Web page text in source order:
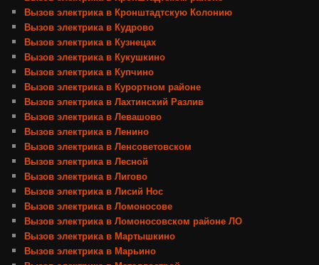
Вызов электрика в Кронштадтскую Колонию
Вызов электрика в Кудрово
Вызов электрика в Кузнецах
Вызов электрика в Кукушкино
Вызов электрика в Купчино
Вызов электрика в Курортном районе
Вызов электрика в Лахтинский Разлив
Вызов электрика в Левашово
Вызов электрика в Ленино
Вызов электрика в Ленсоветовском
Вызов электрика в Лесной
Вызов электрика в Лигово
Вызов электрика в Лисий Нос
Вызов электрика в Ломоносове
Вызов электрика в Ломоносовском районе ЛО
Вызов электрика в Мартышкино
Вызов электрика в Марьино